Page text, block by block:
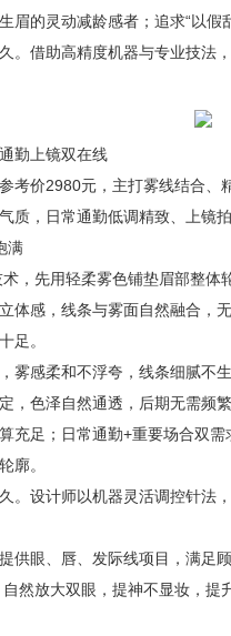
的灵动减龄感者；追求“以假
借助高精度机器与专业技法
勤上镜双在线
价2980元，主打雾线结合、
质，日常通勤低调精致、上镜
满
先用轻柔雾色铺垫眉部整体
体感，线条与雾面自然融合，
足。
感柔和不浮夸，线条细腻不
，色泽自然通透，后期无需频
足；日常通勤+重要场合双需
廓。
设计师以机器灵活调控针法
眼、唇、发际线项目，满足
放大双眼，提神不显妆，提